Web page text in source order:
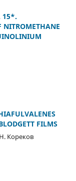
15*.
NITROMETHANE
FILMS
Кореков